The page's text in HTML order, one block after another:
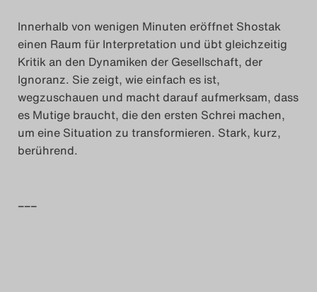
Innerhalb von wenigen Minuten eröffnet Shostak
einen Raum für Interpretation und übt gleichzeitig
Kritik an den Dynamiken der Gesellschaft, der
Ignoranz. Sie zeigt, wie einfach es ist,
wegzuschauen und macht darauf aufmerksam, dass
es Mutige braucht, die den ersten Schrei machen,
um eine Situation zu transformieren. Stark, kurz,
berührend.
–––